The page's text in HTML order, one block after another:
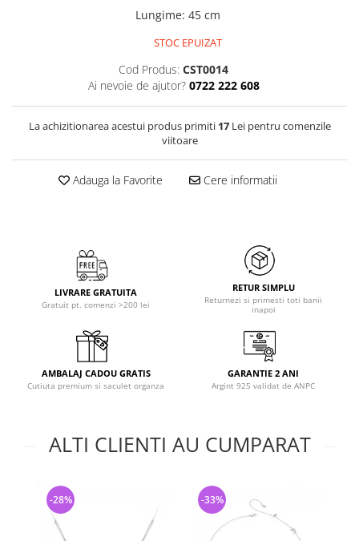
Lungime: 45 cm
STOC EPUIZAT
Cod Produs: CST0014
Ai nevoie de ajutor? 0722 222 608
La achizitionarea acestui produs primiti 17Lei pentru comenzile
viitoare
Adauga la Favorite Cere informatii
LIVRARE GRATUITA
Gratuit pt. comenzi >200 lei
RETUR SIMPLU
Returnezi si primesti toti banii
inapoi
AMBALAJ CADOU GRATIS
Cutiuta premium si saculet organza
GARANTIE 2 ANI
Argint 925 validat de ANPC
ALTI CLIENTI AU CUMPARAT
-28% -33%